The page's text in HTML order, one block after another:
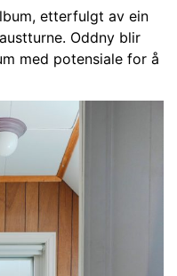
etterfulgt av ein
Oddny blir
med potensiale for å